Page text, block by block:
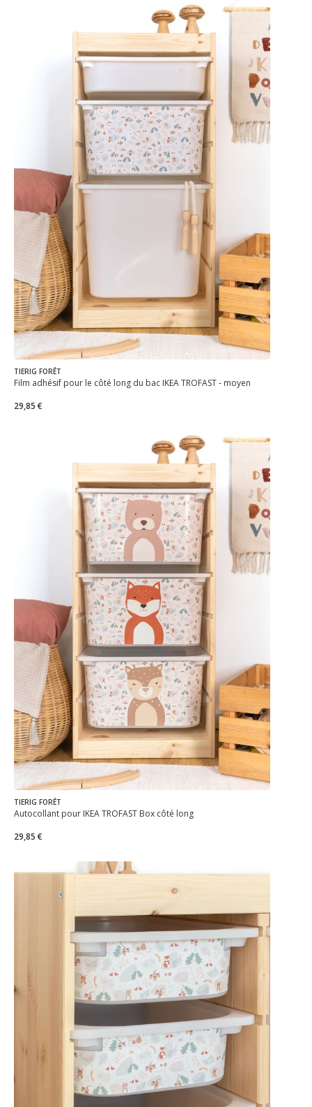
TIERIG FORÊT
Film adhésif pour le côté long du bac IKEA TROFAST - moyen
29,85 €
TIERIG FORÊT
Autocollant pour IKEA TROFAST Box côté long
29,85 €